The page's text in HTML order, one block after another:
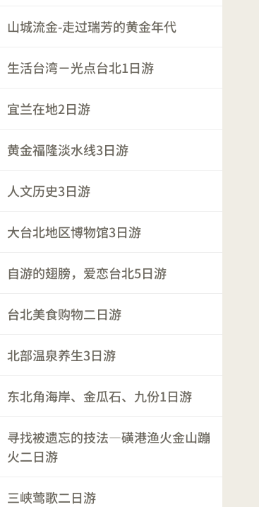
山城流金-走过瑞芳的黄金年代
生活台湾－光点台北1日游
宜兰在地2日游
黄金福隆淡水线3日游
人文历史3日游
大台北地区博物馆3日游
自游的翅膀，爱恋台北5日游
台北美食购物二日游
北部温泉养生3日游
东北角海岸、金瓜石、九份1日游
寻找被遗忘的技法—磺港渔火金山蹦
火二日游
三峡莺歌二日游